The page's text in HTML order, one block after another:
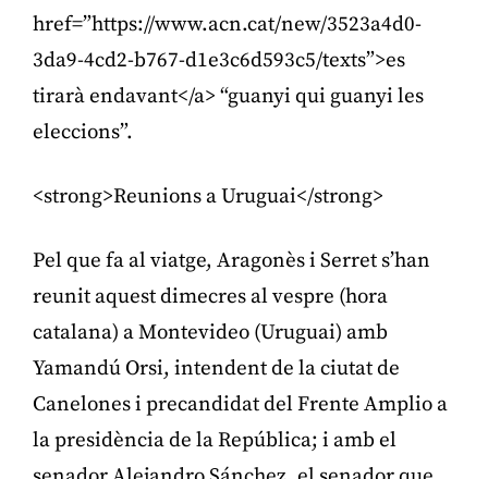
href=”https://www.acn.cat/new/3523a4d0-
3da9-4cd2-b767-d1e3c6d593c5/texts”>es
tirarà endavant</a> “guanyi qui guanyi les
eleccions”.
<strong>Reunions a Uruguai</strong>
Pel que fa al viatge, Aragonès i Serret s’han
reunit aquest dimecres al vespre (hora
catalana) a Montevideo (Uruguai) amb
Yamandú Orsi, intendent de la ciutat de
Canelones i precandidat del Frente Amplio a
la presidència de la República; i amb el